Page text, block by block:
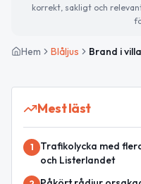
korrekt, sakligt och
Hem Blåljus
Mest läst
1
Trafikolycka med
och Listerlandet